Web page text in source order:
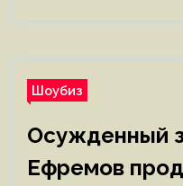
Шоубиз
Осужденный
Ефремов